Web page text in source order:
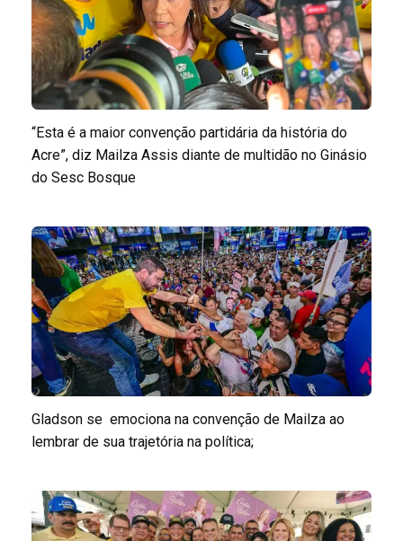
“Esta é a maior convenção partidária da história do
Acre”, diz Mailza Assis diante de multidão no Ginásio
do Sesc Bosque
Gladson se emociona na convenção de Mailza ao
lembrar de sua trajetória na política;